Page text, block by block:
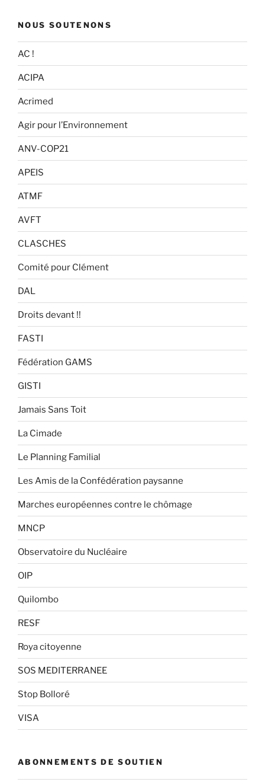
NOUS SOUTENONS
AC !
ACIPA
Acrimed
Agir pour l’Environnement
ANV-COP21
APEIS
ATMF
AVFT
CLASCHES
Comité pour Clément
DAL
Droits devant !!
FASTI
Fédération GAMS
GISTI
Jamais Sans Toit
La Cimade
Le Planning Familial
Les Amis de la Confédération paysanne
Marches européennes contre le chômage
MNCP
Observatoire du Nucléaire
OIP
Quilombo
RESF
Roya citoyenne
SOS MEDITERRANEE
Stop Bolloré
VISA
ABONNEMENTS DE SOUTIEN